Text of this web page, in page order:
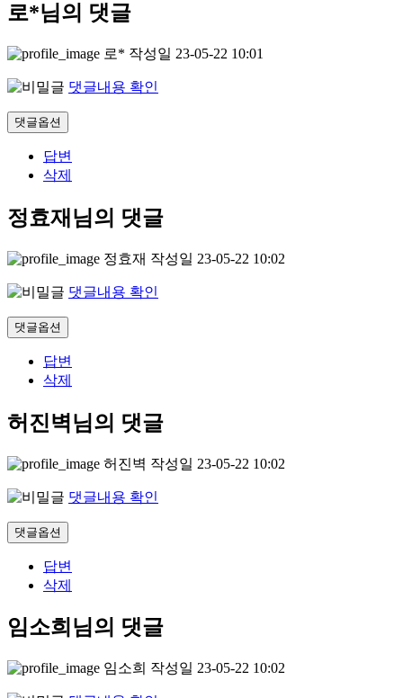
로*님의 댓글
로* 작성일 23-05-22 10:01
댓글내용 확인
댓글옵션
답변
삭제
정효재님의 댓글
정효재 작성일 23-05-22 10:02
댓글내용 확인
댓글옵션
답변
삭제
허진벽님의 댓글
허진벽 작성일 23-05-22 10:02
댓글내용 확인
댓글옵션
답변
삭제
임소희님의 댓글
임소희 작성일 23-05-22 10:02